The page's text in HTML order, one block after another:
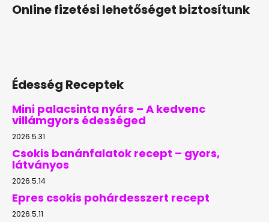
Online fizetési lehetőséget biztosítunk
Édesség Receptek
Mini palacsinta nyárs – A kedvenc
villámgyors édességed
2026.5.31
Csokis banánfalatok recept – gyors,
látványos
2026.5.14
Epres csokis pohárdesszert recept
2026.5.11